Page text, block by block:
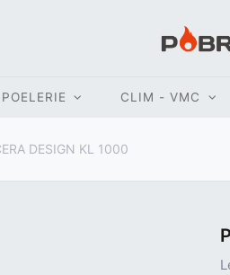
POELERIE CLIM - VMC
DESIGN KL 1000